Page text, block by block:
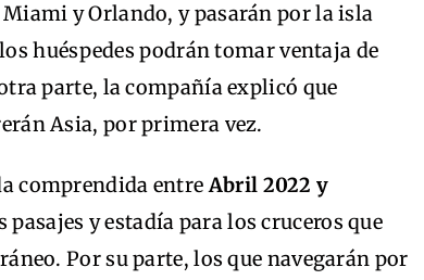
y Orlando, y pasarán por la isla
huéspedes podrán tomar ventaja de
parte, la compañía explicó que
Asia, por primera vez.
comprendida entreAbril 2022 y
pasajes y estadía para los cruceros que
Por su parte, los que navegarán por